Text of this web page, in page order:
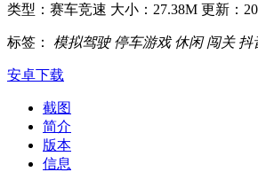
类型：赛车竞速 大小：27.38M 更新：
标签： 模拟驾驶 停车游戏 休闲 闯关 抖
安卓下载
截图
简介
版本
信息